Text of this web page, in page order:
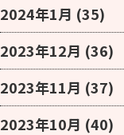
2024年1月 (35)
2023年12月 (36)
2023年11月 (37)
2023年10月 (40)